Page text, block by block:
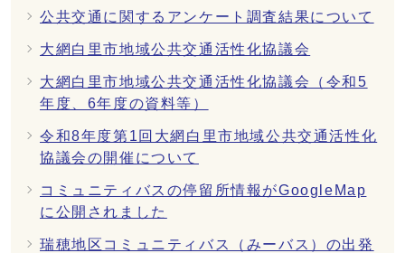
公共交通に関するアンケート調査結果について
大網白里市地域公共交通活性化協議会
大網白里市地域公共交通活性化協議会（令和5
年度、6年度の資料等）
令和8年度第1回大網白里市地域公共交通活性化
協議会の開催について
コミュニティバスの停留所情報がGoogleMap
に公開されました
瑞穂地区コミュニティバス（みーバス）の出発